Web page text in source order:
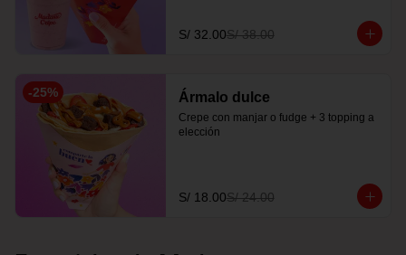
S/ 32.00S/ 38.00
-25% Ármalo dulce
Crepe con manjar o fudge + 3 topping a
elección
S/ 18.00S/ 24.00